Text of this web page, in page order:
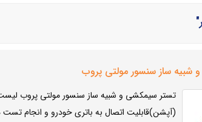
شبیه ساز سنسور مولتی پروب
تستر سیمکشی و شبیه ساز سنسور مولتی پروب لیست
(آپشن)قابلیت اتصال به باتری خودرو و انجام تست